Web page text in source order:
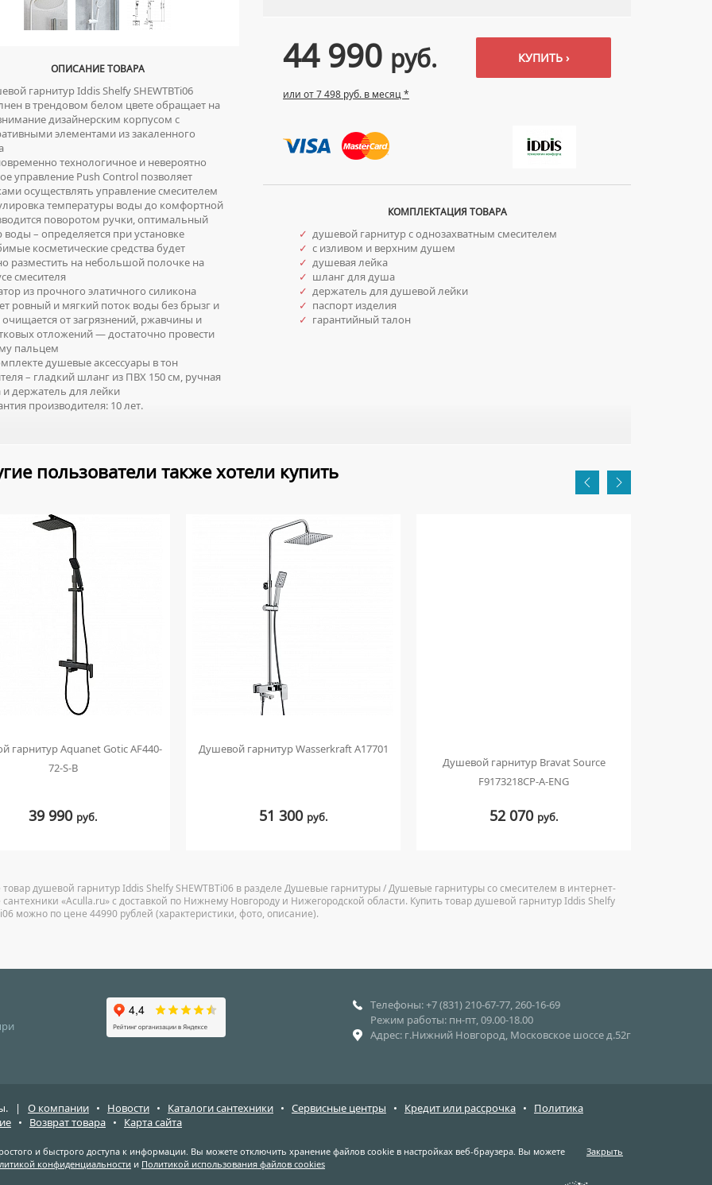
ОПИСАНИЕ ТОВАРА
гарнитур Iddis Shelfy SHEWTBTi06
в трендовом белом цвете обращает на
дизайнерским корпусом с
элементами из закаленного
технологичное и невероятно
управление Push Control позволяет
осуществлять управление смесителем
температуры воды до комфортной
поворотом ручки, оптимальный
воды – определяется при установке
косметические средства будет
разместить на небольшой полочке на
смесителя
из прочного элатичного силикона
ровный и мягкий поток воды без брызг и
очищается от загрязнений, ржавчины и
отложений — достаточно провести
пальцем
душевые аксессуары в тон
– гладкий шланг из ПВХ 150 см, ручная
и держатель для лейки
производителя: 10 лет.
44 990 руб.
или от 7 498 руб. в месяц *
КУПИТЬ ›
КОМПЛЕКТАЦИЯ ТОВАРА
✓ душевой гарнитур с однозахватным смесителем
✓ с изливом и верхним душем
✓ душевая лейка
✓ шланг для душа
✓ держатель для душевой лейки
✓ паспорт изделия
✓ гарантийный талон
пользователи также хотели купить
гарнитур Aquanet Gotic AF440-
72-S-B
39 990 руб.
Душевой гарнитур Wasserkraft A17701
51 300 руб.
Душевой гарнитур Bravat Source
F9173218CP-A-ENG
52 070 руб.
душевой гарнитур Iddis Shelfy SHEWTBTi06 в разделе Душевые гарнитуры / Душевые гарнитуры со смесителем в интернет-
сантехники «Aculla.ru» с доставкой по Нижнему Новгороду и Нижегородской области. Купить товар душевой гарнитур Iddis Shelfy
можно по цене 44990 рублей (характеристики, фото, описание).
Телефоны: +7 (831) 210-67-77, 260-16-69
Режим работы: пн-пт, 09.00-18.00
Адрес: г.Нижний Новгород, Московское шоссе д.52г
| О компании • Новости • Каталоги сантехники • Сервисные центры • Кредит или рассрочка • Политика
• Возврат товара • Карта сайта
Закрыть
и быстрого доступа к информации. Вы можете отключить хранение файлов cookie в настройках веб-браузера. Вы можете
конфиденциальности и Политикой использования файлов cookies